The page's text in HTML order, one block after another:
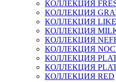
КОЛЛЕКЦИЯ
КОЛЛЕКЦИЯ
КОЛЛЕКЦИЯ LIKE
КОЛЛЕКЦИЯ
КОЛЛЕКЦИЯ
КОЛЛЕКЦИЯ
КОЛЛЕКЦИЯ
КОЛЛЕКЦИЯ
КОЛЛЕКЦИЯ RED